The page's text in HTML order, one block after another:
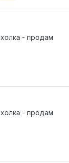
- продам
- продам